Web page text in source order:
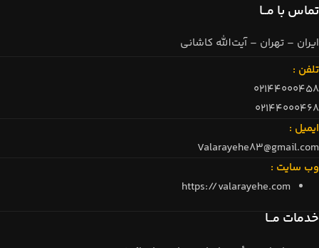
تماس با مــا
ایران – تهران – آیت‌الله کاشانی
تلفن :
02144000458
02144000468
ایمیل :
Valarayehe83@gmail.com
وب سایت :
https://valarayehe.com
خدمات مــا